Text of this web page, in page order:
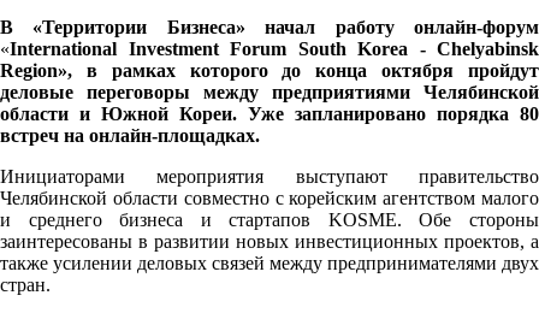
В «Территории Бизнеса» начал работу онлайн-форум
«International Investment Forum South Korea - Chelyabinsk
Region», в рамках которого до конца октября пройдут
деловые переговоры между предприятиями Челябинской
области и Южной Кореи. Уже запланировано порядка 80
встреч на онлайн-площадках.
Инициаторами мероприятия выступают правительство
Челябинской области совместно с корейским агентством малого
и среднего бизнеса и стартапов KOSME. Обе стороны
заинтересованы в развитии новых инвестиционных проектов, а
также усилении деловых связей между предпринимателями двух
стран.